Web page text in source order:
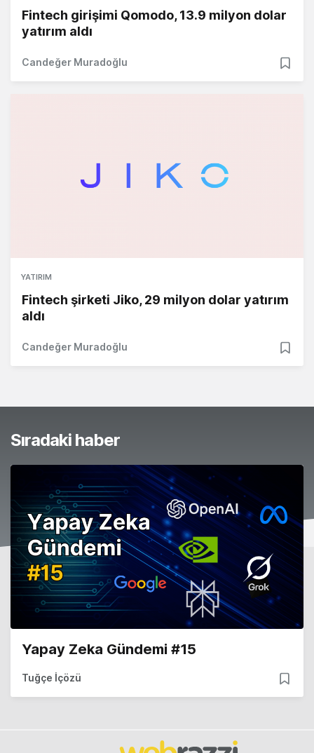
Fintech girişimi Qomodo, 13.9 milyon dolar
yatırım aldı
Candeğer Muradoğlu
YATIRIM
Fintech şirketi Jiko, 29 milyon dolar yatırım
aldı
Candeğer Muradoğlu
Sıradaki haber
Yapay Zeka Gündemi #15
Tuğçe İçözü